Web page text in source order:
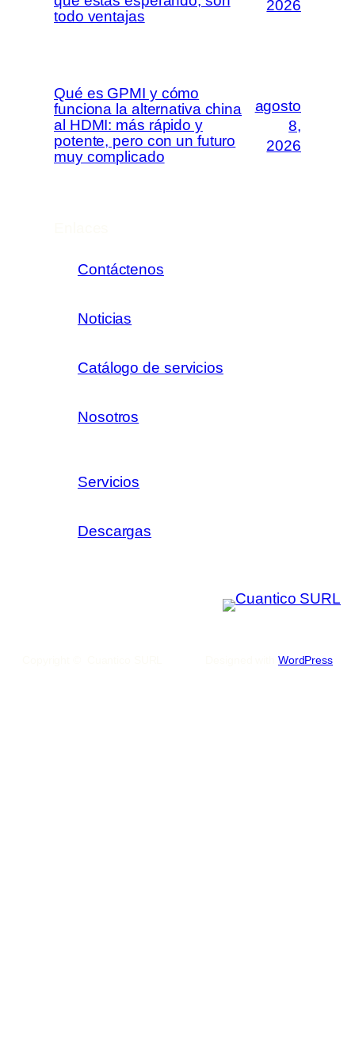
todo ventajas
2026
Qué es GPMI y cómo
funciona la alternativa china
al HDMI: más rápido y
potente, pero con un futuro
muy complicado
agosto
8,
2026
Contáctenos
Noticias
Catálogo de servicios
Nosotros
Servicios
Descargas
WordPress